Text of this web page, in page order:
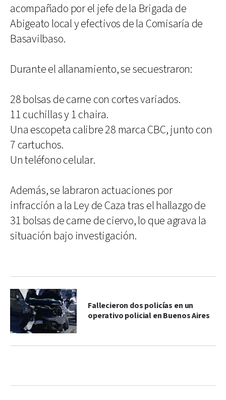
acompañado por el jefe de la Brigada de
Abigeato local y efectivos de la Comisaría de
Basavilbaso.
Durante el allanamiento, se secuestraron:
28 bolsas de carne con cortes variados.
11 cuchillas y 1 chaira.
Una escopeta calibre 28 marca CBC, junto con
7 cartuchos.
Un teléfono celular.
Además, se labraron actuaciones por
infracción a la Ley de Caza tras el hallazgo de
31 bolsas de carne de ciervo, lo que agrava la
situación bajo investigación.
Fallecieron dos policías en un
operativo policial en Buenos Aires